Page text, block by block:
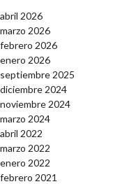
abril 2026
marzo 2026
febrero 2026
enero 2026
septiembre 2025
diciembre 2024
noviembre 2024
marzo 2024
abril 2022
marzo 2022
enero 2022
febrero 2021